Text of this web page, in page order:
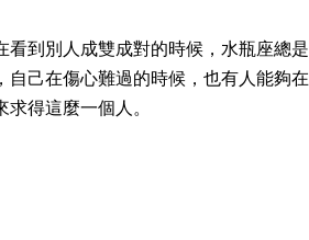
到別人成雙成對的時候，水瓶座總是
己在傷心難過的時候，也有人能夠在
得這麼一個人。